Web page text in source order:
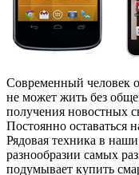
Современный человек
не может жить без
получения новостных
Постоянно оставаться
Рядовая техника в
разнообразии самых
подумывает купить